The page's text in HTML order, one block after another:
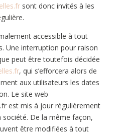
sont donc invités à les
accessible à tout
Une interruption pour raison
peut être toutefois décidée
, qui s’efforcera alors de
aux utilisateurs les dates
Le site web
est mis à jour régulièrement
société. De la même façon,
être modifiées à tout